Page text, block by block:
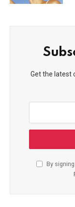
Get the latest
By